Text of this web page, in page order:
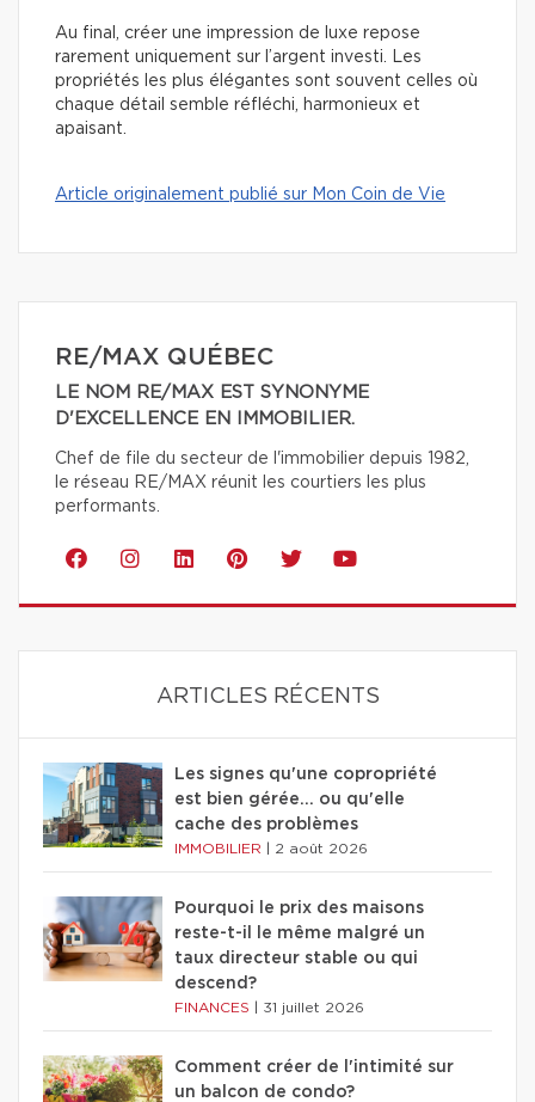
Au final, créer une impression de luxe repose
rarement uniquement sur l’argent investi. Les
propriétés les plus élégantes sont souvent celles où
chaque détail semble réfléchi, harmonieux et
apaisant.
Article originalement publié sur Mon Coin de Vie
RE/MAX QUÉBEC
LE NOM RE/MAX EST SYNONYME
D'EXCELLENCE EN IMMOBILIER.
Chef de file du secteur de l'immobilier depuis 1982,
le réseau RE/MAX réunit les courtiers les plus
performants.
ARTICLES RÉCENTS
Les signes qu'une copropriété
est bien gérée… ou qu'elle
cache des problèmes
IMMOBILIER 2 août 2026
Pourquoi le prix des maisons
reste-t-il le même malgré un
taux directeur stable ou qui
descend?
FINANCES 31 juillet 2026
Comment créer de l'intimité sur
un balcon de condo?